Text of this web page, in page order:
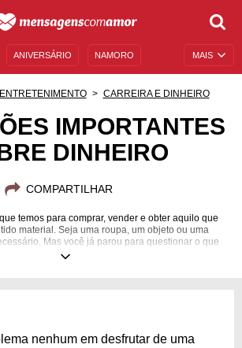
MAIS
ANIVERSÁRIO NAMORO
MENSAGENS DE ANIVERSÁRIO
ENTRETENIMENTO CARREIRA E DINHEIRO
IMPORTANTES
DINHEIRO
COMPARTILHAR
temos para comprar, vender e obter aquilo que
material. Seja uma roupa, um objeto ou uma
Mas você já parou para questionar o que
Pense mais sobre isso com a ajuda de frases
nenhum em desfrutar de uma